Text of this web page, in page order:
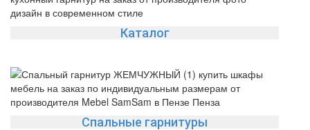
Каталог
Спальные гарнитуры